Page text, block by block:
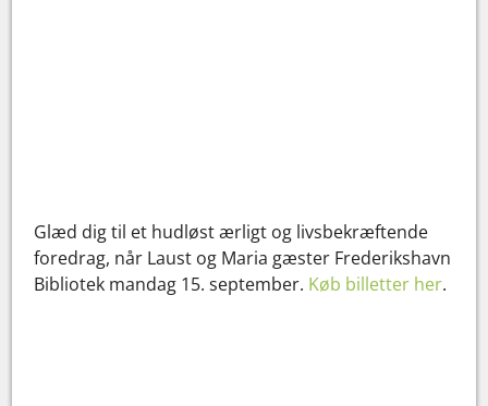
Glæd dig til et hudløst ærligt og livsbekræftende
foredrag, når Laust og Maria gæster Frederikshavn
Bibliotek mandag 15. september. Køb billetter her.